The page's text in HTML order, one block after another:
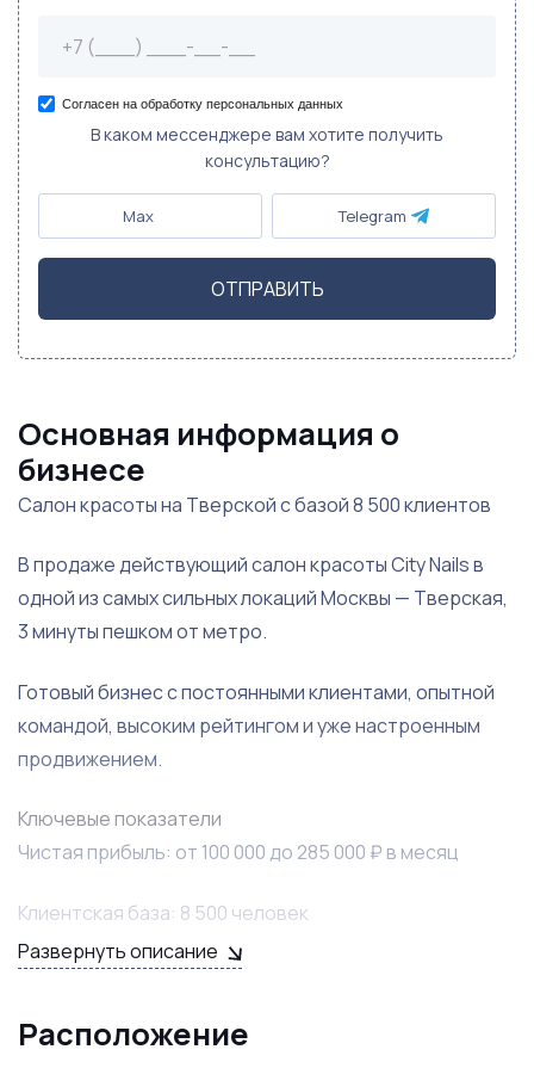
Согласен на обработку персональных данных
В каком мессенджере вам хотите получить
консультацию?
Max Telegram
ОТПРАВИТЬ
Основная информация о
бизнесе
Салон красоты на Тверской с базой 8 500 клиентов
В продаже действующий салон красоты City Nails в
одной из самых сильных локаций Москвы — Тверская,
3 минуты пешком от метро.
Готовый бизнес с постоянными клиентами, опытной
командой, высоким рейтингом и уже настроенным
продвижением.
Ключевые показатели
Чистая прибыль: от 100 000 до 285 000 ₽ в месяц
Клиентская база: 8 500 человек
Рейтинг: 5.0
Локация: Тверская, 3 минуты от метро
Развернуть описание
Расположение